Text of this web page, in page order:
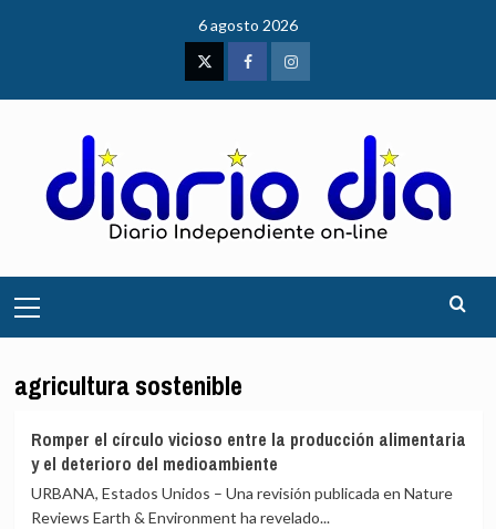
6 agosto 2026
TwitterFacebookInstagram
principal
agricultura sostenible
Romper el círculo vicioso entre la producción alimentaria
y el deterioro del medioambiente
URBANA, Estados Unidos – Una revisión publicada en Nature
Reviews Earth & Environment ha revelado...